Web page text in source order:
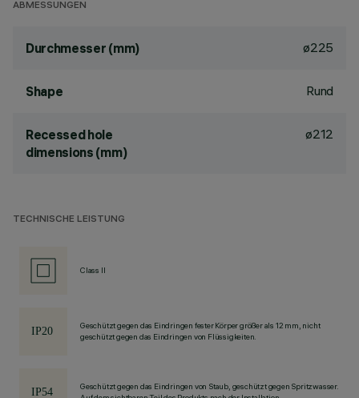
ABMESSUNGEN
Durchmesser (mm) ø225
Shape Rund
Recessed hole
dimensions (mm)
ø212
TECHNISCHE LEISTUNG
Class II
Geschützt gegen das Eindringen fester Körper größer als 12 mm, nicht
geschützt gegen das Eindringen von Flüssigkeiten.
Geschützt gegen das Eindringen von Staub, geschützt gegen Spritzwasser.